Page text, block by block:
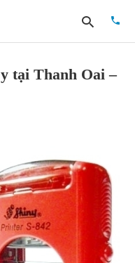
enter:
tại Thanh Oai –